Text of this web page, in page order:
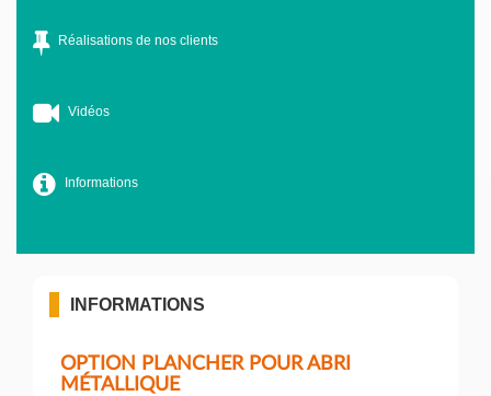
Réalisations de nos clients
Vidéos
Informations
INFORMATIONS
OPTION PLANCHER POUR ABRI
MÉTALLIQUE